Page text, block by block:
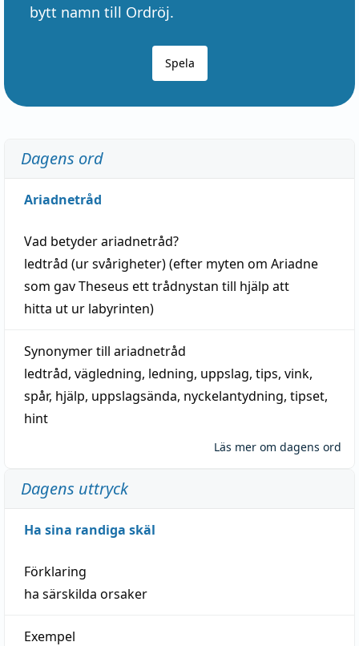
bytt namn till Ordröj.
Spela
Dagens ord
Ariadnetråd
Vad betyderariadnetråd?
ledtråd (ur svårigheter) (efter myten om Ariadne
som gav Theseus ett trådnystan till hjälp att
hitta ut ur labyrinten)
Synonymer till ariadnetråd
ledtråd, vägledning, ledning, uppslag, tips, vink,
spår, hjälp, uppslagsända, nyckelantydning, tipset,
hint
Läs mer om dagens ord
Dagens uttryck
Ha sina randiga skäl
Förklaring
ha särskilda orsaker
Exempel